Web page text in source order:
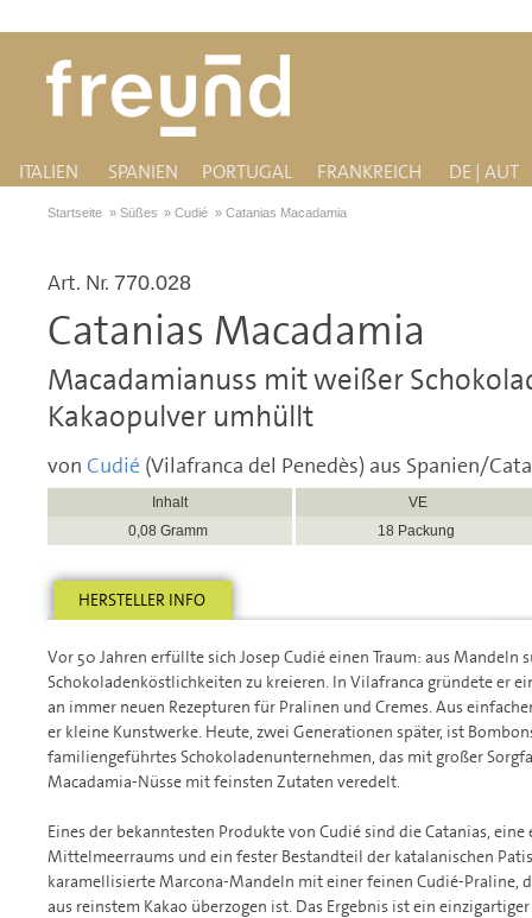
ITALIEN SPANIEN PORTUGAL FRANKREICH DE | AUT
Startseite » Süßes »Cudié »Catanias Macadamia
Art. Nr. 770.028
Catanias Macadamia
Macadamianuss mit weißer
Kakaopulver umhüllt
von Cudié (Vilafranca del Penedès) aus Spanien/
Inhalt
VE
0,08 Gramm
18 Packung
HERSTELLER INFO
Vor 50 Jahren erfüllte sich Josep Cudié einen Traum: aus Mandeln
Schokoladenköstlichkeiten zu kreieren. In Vilafranca gründete er
an immer neuen Rezepturen für Pralinen und Cremes. Aus
er kleine Kunstwerke. Heute, zwei Generationen später, ist
familiengeführtes Schokoladenunternehmen, das mit großer
Macadamia-Nüsse mit feinsten Zutaten veredelt.
Eines der bekanntesten Produkte von Cudié sind die Catanias, eine
Mittelmeerraums und ein fester Bestandteil der katalanischen
karamellisierte Marcona-Mandeln mit einer feinen Cudié-Praline,
aus reinstem Kakao überzogen ist. Das Ergebnis ist ein